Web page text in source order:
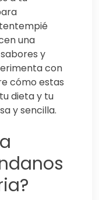
una
y
con
cómo estas
dieta y tu
y sencilla.